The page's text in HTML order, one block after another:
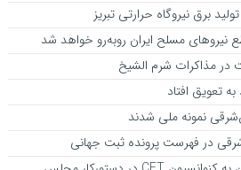
مسلح ایران روبه‌رو خواهد شد
مذاکرات شرم الشیخ
تعویق افتاد
نمونه ملی شدند